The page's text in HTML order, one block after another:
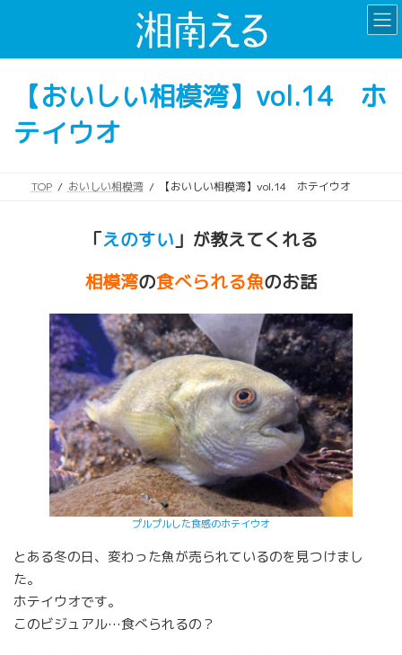
【おいしい相模湾】vol.14 ホ
テイウオ
TOP おいしい相模湾 【おいしい相模湾】vol.14 ホテイウオ
「えのすい 」が教えてくれる
相模湾の食べられる魚のお話
プルプルした食感のホテイウオ
とある冬の日、変わった魚が売られているのを見つけまし
た。
ホテイウオです。
このビジュアル…食べられるの？